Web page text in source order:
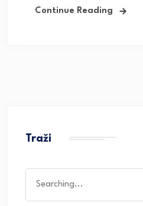
Continue Reading
Traži
for: